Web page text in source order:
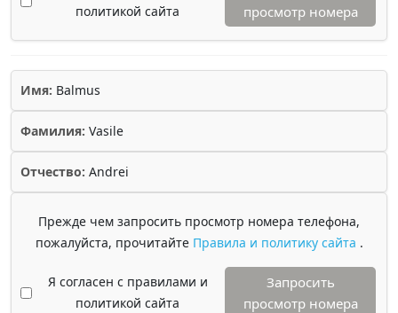
политикой сайта
просмотр номера
Имя: Balmus
Фамилия: Vasile
Отчество: Andrei
Прежде чем запросить просмотр номера телефона,
пожалуйста, прочитайте Правила и политику сайта .
Я согласен с правилами и
политикой сайта
Запросить
просмотр номера